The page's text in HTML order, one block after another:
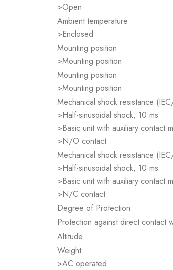
>Open
Ambient temperature
>Enclosed
Mounting position
>Mounting position
Mounting position
>Mounting position
Mechanical shock resistance
>Half-sinusoidal shock, 10 ms
>Basic unit with auxiliary contact
>N/O contact
Mechanical shock resistance
>Half-sinusoidal shock, 10 ms
>Basic unit with auxiliary contact
>N/C contact
Degree of Protection
Protection against direct contact
Altitude
Weight
>AC operated